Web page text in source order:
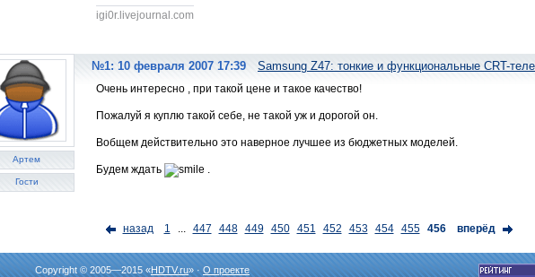
igi0r.livejournal.com
Артем
Гости
№1: 10 февраля 2007 17:39 Samsung Z47: тонкие и функциональные CRT-
Очень интересно , при такой цене и такое качество!
Пожалуй я куплю такой себе, не такой уж и дорогой он.
Вобщем действительно это наверное лучшее из бюджетных моделей.
Будем ждать
назад 1 447 448 449 450 451 452 453 454 455 456 вперёд
Copyright © 2005—2015 «HDTV.ru» · О проекте